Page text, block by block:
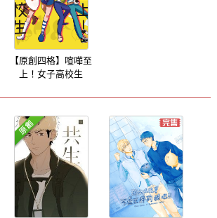
【原創四格】喧嘩至
上！女子高校生